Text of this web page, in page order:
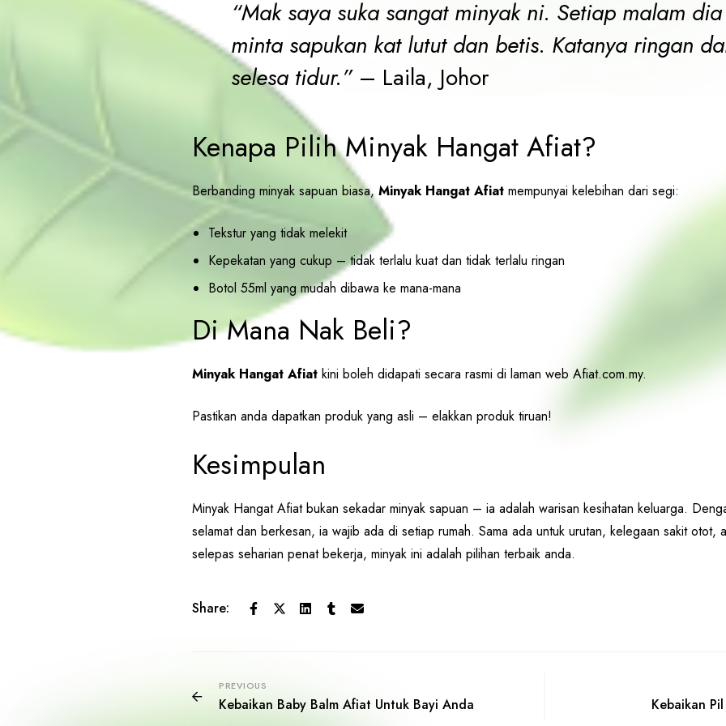
“Mak saya suka sangat minyak ni. Setiap malam dia
minta sapukan kat lutut dan betis. Katanya ringan
selesa tidur.”– Laila, Johor
Kenapa Pilih Minyak Hangat Afiat?
Berbanding minyak sapuan biasa, Minyak Hangat Afiat mempunyai kelebihan dari segi:
Tekstur yang tidak melekit
Kepekatan yang cukup – tidak terlalu kuat dan tidak terlalu ringan
Botol 55ml yang mudah dibawa ke mana-mana
Di Mana Nak Beli?
Minyak Hangat Afiat kini boleh didapati secara rasmi di laman web Afiat.com.my.
Pastikan anda dapatkan produk yang asli – elakkan produk tiruan!
Kesimpulan
Minyak Hangat Afiat bukan sekadar minyak sapuan – ia adalah warisan kesihatan keluarga.
selamat dan berkesan, ia wajib ada di setiap rumah. Sama ada untuk urutan, kelegaan sakit otot,
selepas seharian penat bekerja, minyak ini adalah pilihan terbaik anda.
Share:
PREVIOUS
Kebaikan Baby Balm Afiat Untuk Bayi Anda Kebaikan